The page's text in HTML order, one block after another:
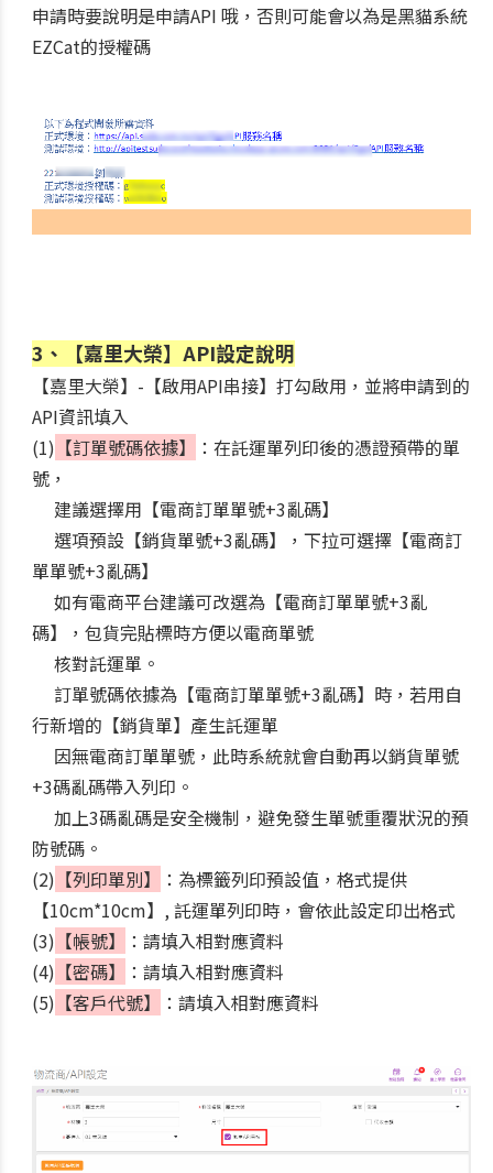
申請時要說明是申請API 哦，否則可能會以為是黑貓系統
EZCat的授權碼
3、【嘉里大榮】API設定說明
【嘉里大榮】-【啟用API串接】打勾啟用，並將申請到的
API資訊填入
(1) 【訂單號碼依據】
：在託運單列印後的憑證預帶的單
號，
建議選擇用【電商訂單單號+3亂碼】
選項預設【銷貨單號+3亂碼】，下拉可選擇【電商訂
單單號+3亂碼】
如有電商平台建議可改選為【電商訂單單號+3亂
碼】，包貨完貼標時方便以電商單號
核對託運單。
訂單號碼依據為【電商訂單單號+3亂碼】時，若用自
行新增的【銷貨單】產生託運單
因無電商訂單單號，此時系統就會自動再以銷貨單號
+3碼亂碼帶入列印。
加上3碼亂碼是安全機制，避免發生單號重覆狀況的預
防號碼。
(2) 【列印單別】
：為標籤列印預設值，格式提供
【10cm*10cm】, 託運單列印時，會依此設定印出格式
(3) 【帳號】
：請填入相對應資料
(4) 【密碼】
：請填入相對應資料
(5) 【客戶代號】 ：請填入相對應資料